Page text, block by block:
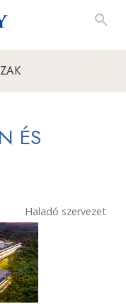
ÉS
Haladó szervezet